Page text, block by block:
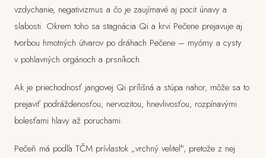
vzdychanie, negativizmus a čo je zaujímavé aj pocit únavy a
slabosti. Okrem toho sa stagnácia Qi a krvi Pečene prejavuje aj
tvorbou hmotných útvarov po dráhach Pečene – myómy a cysty
v pohlavných orgánoch a prsníkoch.
Ak je priechodnosť jangovej Qi prílišná a stúpa nahor, môže sa to
prejaviť podráždenosťou, nervozitou, hnevlivosťou, rozpínavými
bolesťami hlavy až poruchami.
Pečeň má podľa TČM prívlastok „vrchný veliteľ“, pretože z nej